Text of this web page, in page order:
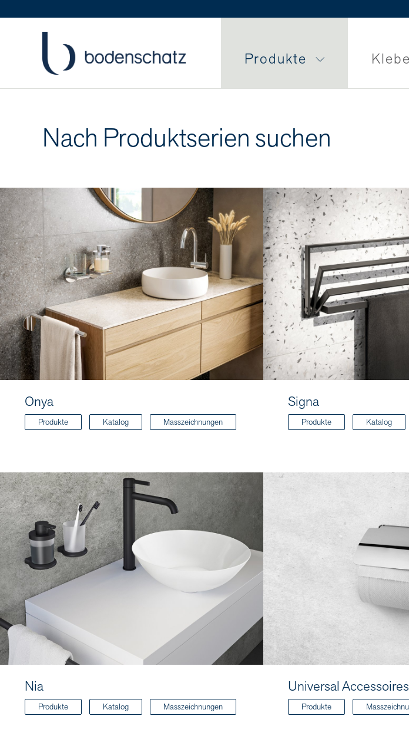
Produkte
Nach Produktserien suchen
Onya
Produkte Katalog Masszeichnungen
Signa
Produkte Katalog
Nia
Produkte Katalog Masszeichnungen
Universal Accessoires
Produkte